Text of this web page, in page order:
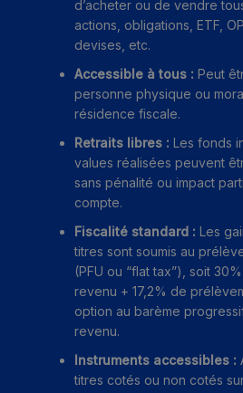
d’acheter ou de vendre
actions, obligations, ETF,
devises, etc.
Accessible à tous : Peut
personne physique ou
résidence fiscale.
Retraits libres : Les fonds
values réalisées peuvent
sans pénalité ou impact
compte.
Fiscalité standard : Les
titres sont soumis au
(PFU ou “flat tax”), soit
revenu + 17,2% de
option au barème
revenu.
Instruments accessibles :
titres cotés ou non cotés